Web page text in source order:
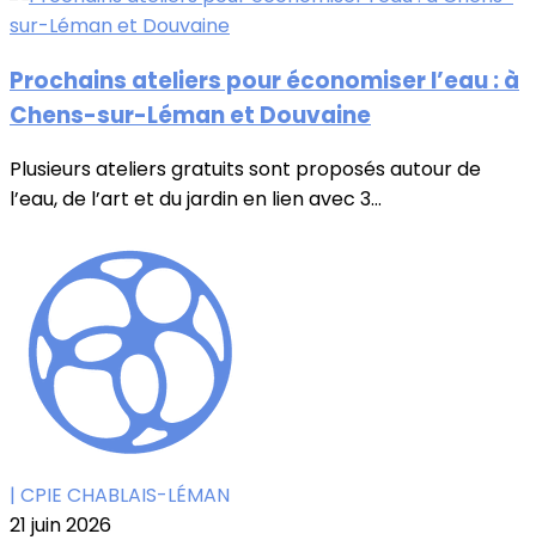
Prochains ateliers pour économiser l’eau : à
Chens-sur-Léman et Douvaine
Plusieurs ateliers gratuits sont proposés autour de
l’eau, de l’art et du jardin en lien avec 3...
| CPIE CHABLAIS-LÉMAN
21 juin 2026